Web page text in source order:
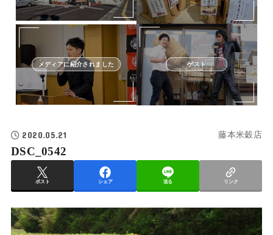
メディアに紹介されました ゲスト
2020.05.21 藤本米穀店
DSC_0542
ポスト シェア 送る リンク